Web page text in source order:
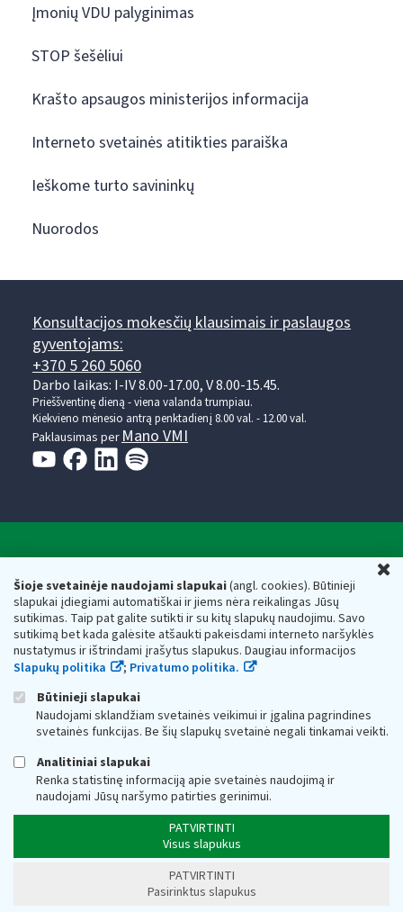
Šioje svetainėje naudojami slapukai(angl. cookies). Būtinieji
slapukai įdiegiami automatiškai ir jiems nėra reikalingas Jūsų
sutikimas. Taip pat galite sutikti ir su kitų slapukų naudojimu. Savo
sutikimą bet kada galėsite atšaukti pakeisdami interneto naršyklės
nustatymus ir ištrindami įrašytus slapukus. Daugiau informacijos
Slapukų politika
; Privatumo politika.
Būtinieji slapukai
Naudojami sklandžiam svetainės veikimui ir įgalina pagrindines
svetainės funkcijas. Be šių slapukų svetainė negali tinkamai veikti.
Analitiniai slapukai
Renka statistinę informaciją apie svetainės naudojimą ir
naudojami Jūsų naršymo patirties gerinimui.
PATVIRTINTI
Visus slapukus
PATVIRTINTI
Pasirinktus slapukus
Įmonių VDU palyginimas
STOP šešėliui
Krašto apsaugos ministerijos informacija
Interneto svetainės atitikties paraiška
Ieškome turto savininkų
Nuorodos
Konsultacijos mokesčių klausimais ir paslaugos
gyventojams:
+370 5 260 5060
Darbo laikas: I-IV 8.00-17.00, V 8.00-15.45.
Prieššventinę dieną - viena valanda trumpiau.
Kiekvieno mėnesio antrą penktadienį 8.00 val. - 12.00 val.
Paklausimas per Mano VMI
Respublikos finansų ministerijos
Biudžetinė įstaiga. Juridinio asmens kodas — 188659752,
adresas: Vasario 16-osios g. 14, 01107 Vilnius, Lietuva, el.paštas:
vmi@vmi.lt, E. pristatymo dėžutės adresas 188659752
Duomenys apie Valstybinę mokesčių inspekciją prie Lietuvos
Respublikos finansų ministerijos kaupiami ir saugomi Juridinių